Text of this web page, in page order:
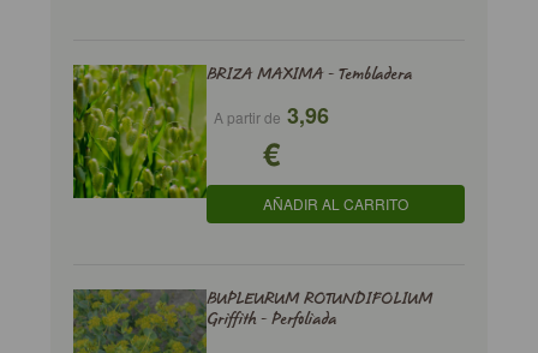
BRIZA MAXIMA - Tembladera
A partir de 3,96
€
AÑADIR AL CARRITO
BUPLEURUM ROTUNDIFOLIUM
Griffith - Perfoliada